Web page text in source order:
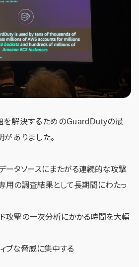
を解決するためのGuardDutyの最
ありました。
ータソースにまたがる連続的な攻撃
用の調査結果として長期間にわたっ
攻撃の一次分析にかかる時間を大幅
ブな脅威に集中する